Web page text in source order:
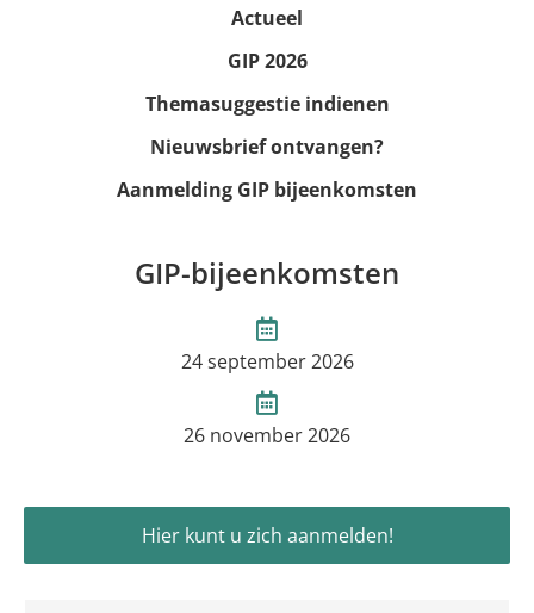
Actueel
GIP 2026
Themasuggestie indienen
Nieuwsbrief ontvangen?
Aanmelding GIP bijeenkomsten
GIP-bijeenkomsten
24 september 2026
26 november 2026
Hier kunt u zich aanmelden!